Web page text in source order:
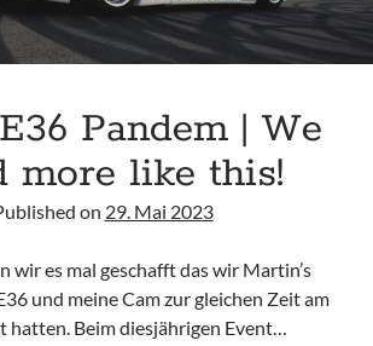
Pandem | We
more like this!
on 29. Mai 2023
wir es mal geschafft das wir Martin’s
und meine Cam zur gleichen Zeit am
hatten. Beim diesjährigen Event…